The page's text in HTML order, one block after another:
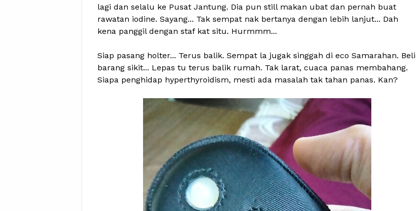
lagi dan selalu ke Pusat Jantung. Dia pun still makan ubat dan pernah buat
rawatan iodine. Sayang... Tak sempat nak bertanya dengan lebih lanjut... Dah
kena panggil dengan staf kat situ. Hurmmm...
Siap pasang holter... Terus balik. Sempat la jugak singgah di eco Samarahan. Beli
barang sikit... Lepas tu terus balik rumah. Tak larat, cuaca panas membahang.
Siapa penghidap hyperthyroidism, mesti ada masalah tak tahan panas. Kan?